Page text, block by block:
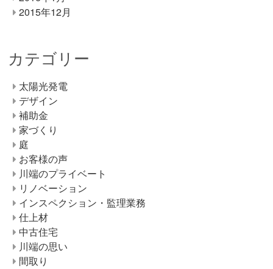
2015年12月
カテゴリー
太陽光発電
デザイン
補助金
家づくり
庭
お客様の声
川端のプライベート
リノベーション
インスペクション・監理業務
仕上材
中古住宅
川端の思い
間取り